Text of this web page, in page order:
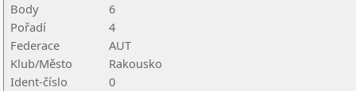
Body
6
Pořadí
4
Federace
AUT
Klub/Město
Rakousko
Ident-číslo
0